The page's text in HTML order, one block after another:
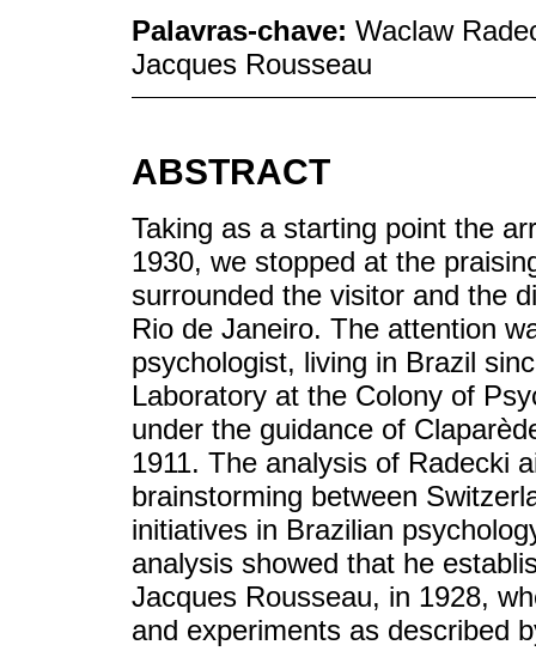
Palavras-chave: Waclaw
Jacques Rousseau
ABSTRACT
Taking as a starting point the
1930, we stopped at the
surrounded the visitor and the
Rio de Janeiro. The attention
psychologist, living in Brazil
Laboratory at the Colony of
under the guidance of
1911. The analysis of Radecki
brainstorming between
initiatives in Brazilian
analysis showed that he
Jacques Rousseau, in 1928,
and experiments as described